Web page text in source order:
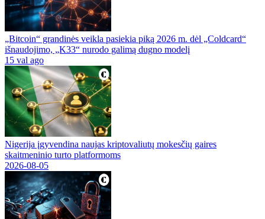
„Bitcoin“ grandinės veikla pasiekia piką 2026 m. dėl „Coldcard“
išnaudojimo, „K33“ nurodo galimą dugno modelį
15 val ago
Nigerija įgyvendina naujas kriptovaliutų mokesčių gaires
skaitmeninio turto platformoms
2026-08-05